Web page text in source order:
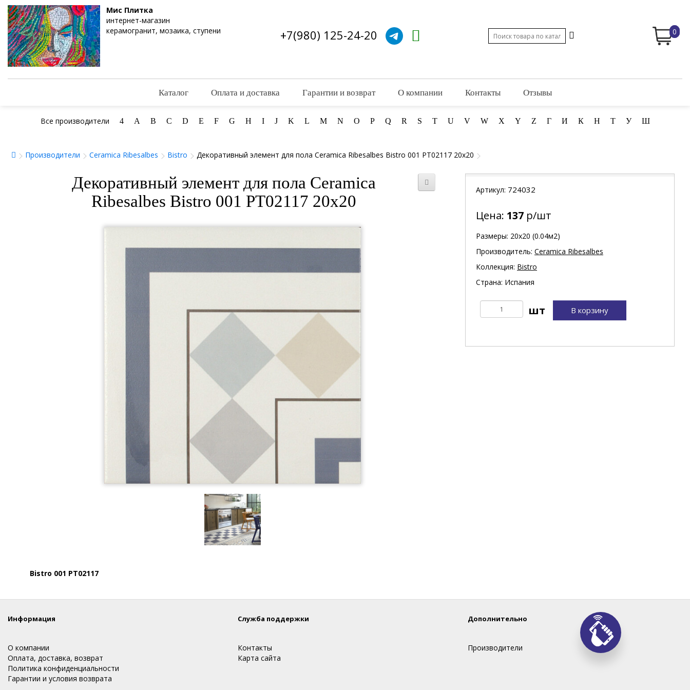
Мис Плитка
интернет-магазин
керамогранит, мозаика, ступени
+7(980) 125-24-20 0
Каталог Оплата и доставка Гарантии и возврат О компании Контакты Отзывы
Все производители 4 A B C D E F G H I J K L M N O P Q R S T U V W X Y Z Г И К Н Т У Ш
Производители Ceramica Ribesalbes Bistro Декоративный элемент для пола Ceramica Ribesalbes Bistro 001 PT02117 20x20
Декоративный элемент для пола Ceramica
Ribesalbes Bistro 001 PT02117 20x20
Bistro 001 PT02117
Артикул: 724032
Цена: 137 р/шт
Размеры: 20х20 (0.04м2)
Производитель: Ceramica Ribesalbes
Коллекция: Bistro
Страна: Испания
В корзину
Информация
О компании
Оплата, доставка, возврат
Политика конфиденциальности
Гарантии и условия возврата
Служба поддержки
Контакты
Карта сайта
Дополнительно
Производители